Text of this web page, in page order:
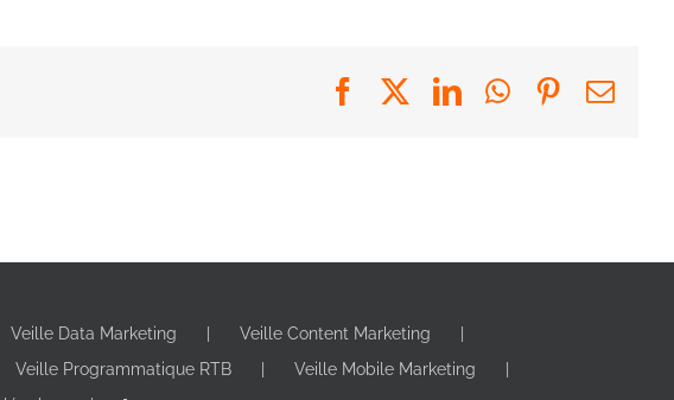
FacebookLinkedInWhatsApp
Pinterest
Veille Data Marketing
Veille Content Marketing
Veille Programmatique RTB
Veille Mobile Marketing